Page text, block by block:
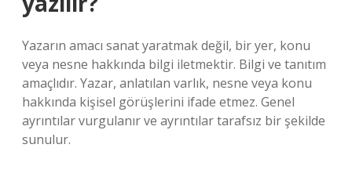
Yazarın amacı sanat yaratmak değil, bir yer, konu
veya nesne hakkında bilgi iletmektir. Bilgi ve tanıtım
amaçlıdır. Yazar, anlatılan varlık, nesne veya konu
hakkında kişisel görüşlerini ifade etmez. Genel
ayrıntılar vurgulanır ve ayrıntılar tarafsız bir şekilde
sunulur.